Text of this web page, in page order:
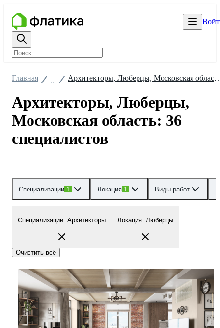
Главная Архитекторы, Люберцы,
Архитекторы, Люберцы,
Московская область: 36
специалистов
Специализации 1 Локация 1 Виды работ
Специализации: Архитекторы Локация: Люберцы
Очистить всё